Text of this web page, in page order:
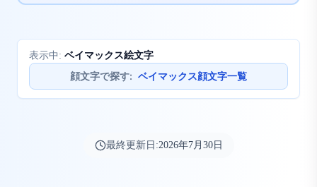
表示中: ベイマックス絵文字
顔文字で探す: ベイマックス顔文字一覧
最終更新日:2026年7月30日